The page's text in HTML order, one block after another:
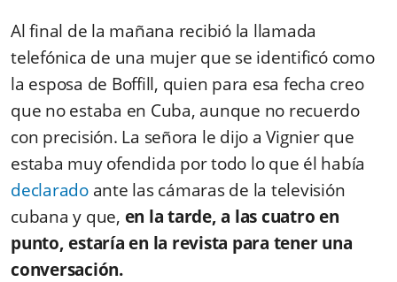
Al final de la mañana recibió la llamada
telefónica de una mujer que se identificó como
la esposa de Boffill, quien para esa fecha creo
que no estaba en Cuba, aunque no recuerdo
con precisión. La señora le dijo a Vignier que
estaba muy ofendida por todo lo que él había
declaradoante las cámaras de la televisión
cubana y que, en la tarde, a las cuatro en
punto, estaría en la revista para tener una
conversación.